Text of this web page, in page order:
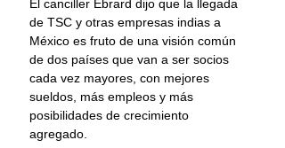
El canciller Ebrard dijo que la llegada
de TSC y otras empresas indias a
México es fruto de una visión común
de dos países que van a ser socios
cada vez mayores, con mejores
sueldos, más empleos y más
posibilidades de crecimiento
agregado.